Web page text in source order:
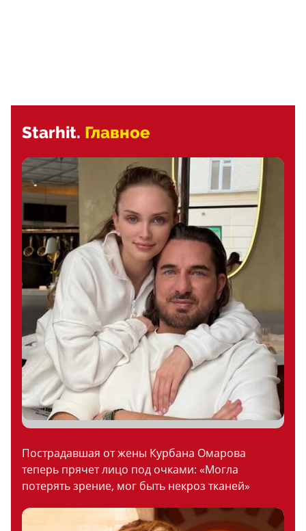
Starhit. Главное
Пострадавшая от жены Курбана Омарова
теперь прячет лицо под очками: «Могла
потерять зрение, мог быть некроз тканей»